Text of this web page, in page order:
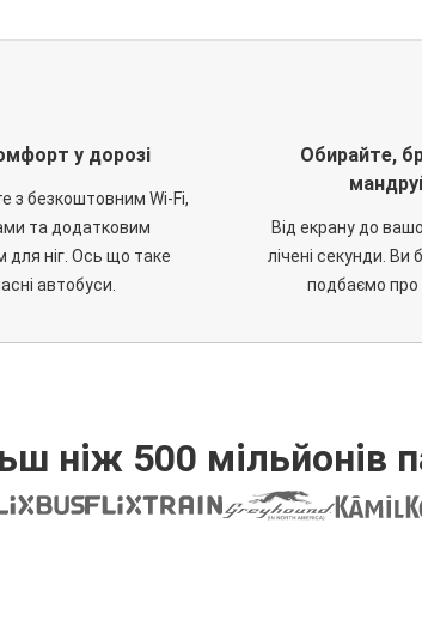
у дорозі
з безкоштовним Wi-Fi,
та додатковим
для ніг. Ось що таке
автобуси.
Обирайте,
Від екрану до
лічені секунди. Ви
подбаємо про
ніж 500 мільйонів